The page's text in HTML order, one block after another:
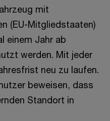
mit
(EU-Mitgliedstaaten)
einem Jahr ab
werden. Mit jeder
neu zu laufen.
beweisen, dass
Standort in